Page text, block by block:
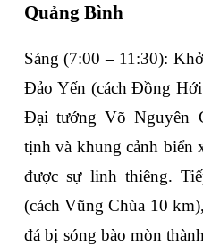
Quảng Bình
Sáng (7:00 – 11:30):
Đảo Yến (cách Đồng
Đại tướng Võ Nguyên
tịnh và khung cảnh biển
được sự linh thiêng.
(cách Vũng Chùa 10
đá bị sóng bào mòn